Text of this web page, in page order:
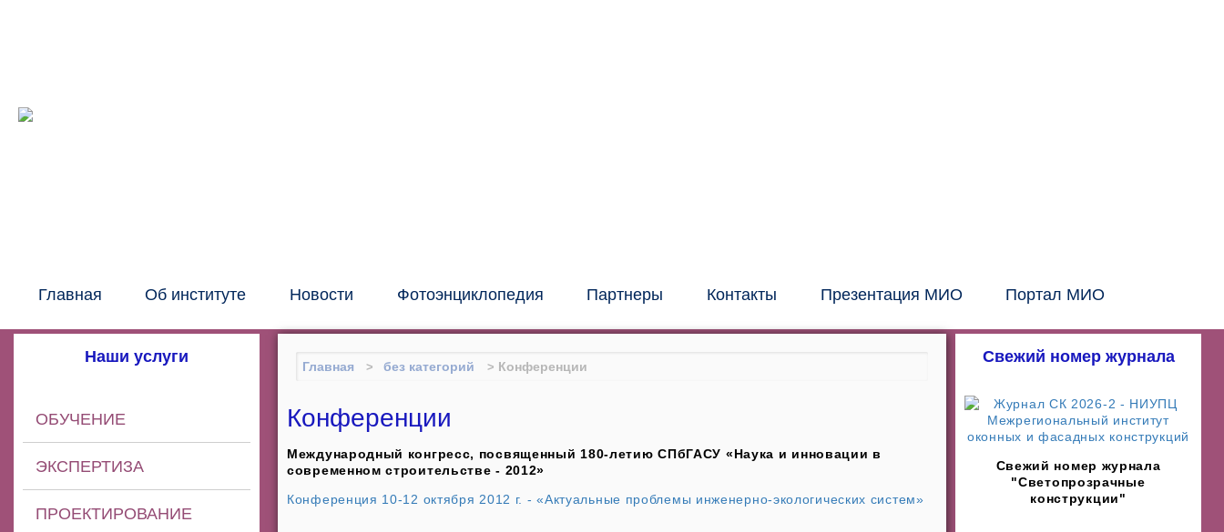
Главная Об институте Новости Фотоэнциклопедия Партнеры Контакты Презентация МИО Портал МИО
Наши услуги
ОБУЧЕНИЕ
ЭКСПЕРТИЗА
ПРОЕКТИРОВАНИЕ
Главная без категорий Конференции
Конференции
Международный конгресс, посвященный 180-летию СПбГАСУ «Наука и инновации в
современном строительстве - 2012»
Конференция 10-12 октября 2012 г. - «Актуальные проблемы инженерно-экологических систем»
Свежий номер журнала
Свежий номер журнала
"Светопрозрачные
конструкции"